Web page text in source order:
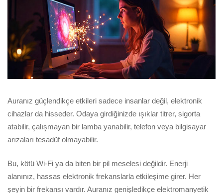
Auranız güçlendikçe etkileri sadece insanlar değil, elektronik
cihazlar da hisseder. Odaya girdiğinizde ışıklar titrer, sigorta
atabilir, çalışmayan bir lamba yanabilir, telefon veya bilgisayar
arızaları tesadüf olmayabilir.
Bu, kötü Wi-Fi ya da biten bir pil meselesi değildir. Enerji
alanınız, hassas elektronik frekanslarla etkileşime girer. Her
şeyin bir frekansı vardır. Auranız genişledikçe elektromanyetik